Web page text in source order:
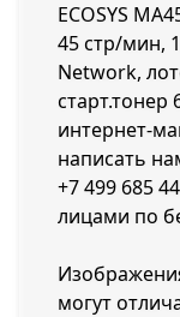
ECOSYS
45 стр/мин,
Network,
старт.тонер
интернет-
написать
+7 499 685
лицами по
могут